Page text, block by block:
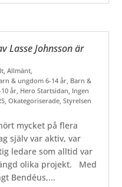
Lasse Johnsson är
,Allmänt
& ungdom 6-14 år Barn &
år Hero Startsidan Ingen
,Okategoriserade ,Styrelsen
mycket på flera
själv var aktiv, var
ledare som alltid var
olika projekt. Med
Bendéus,...